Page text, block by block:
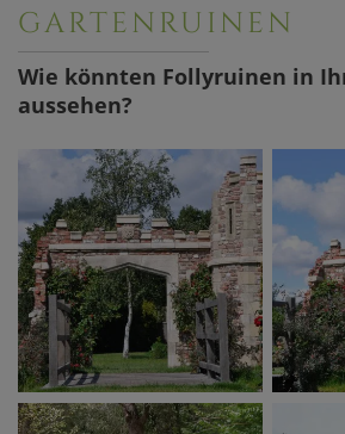
GARTENRUINEN
Wie könnten Follyruinen in
aussehen?